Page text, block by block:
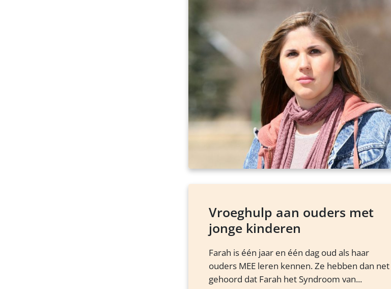
Vroeghulp aan ouders met
jonge kinderen
Farah is één jaar en één dag oud als haar
ouders MEE leren kennen. Ze hebben dan net
gehoord dat Farah het Syndroom van...